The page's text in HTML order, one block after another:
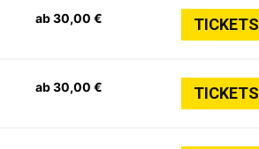
ab 30,00 € TICKETS
ab 30,00 € TICKETS